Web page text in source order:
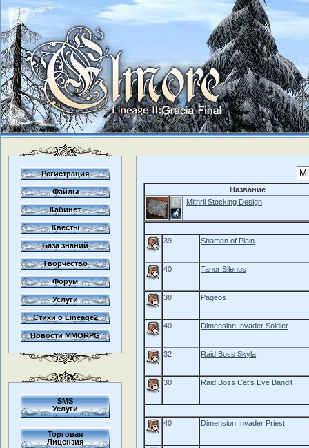
Регистрация
Файлы
Кабинет
Квесты
База знаний
Творчество
Форум
Услуги
Стихи о Lineage2
Новости MMORPG
SMS
Услуги
Торговая
Лицензия
Название
Mithril Stocking Design
39 Shaman of Plain
40 Tanor Silenos
38 Pageos
40 Dimension Invader Soldier
32 Raid Boss Skyla
30 Raid Boss Cat's Eye Bandit
40 Dimension Invader Priest